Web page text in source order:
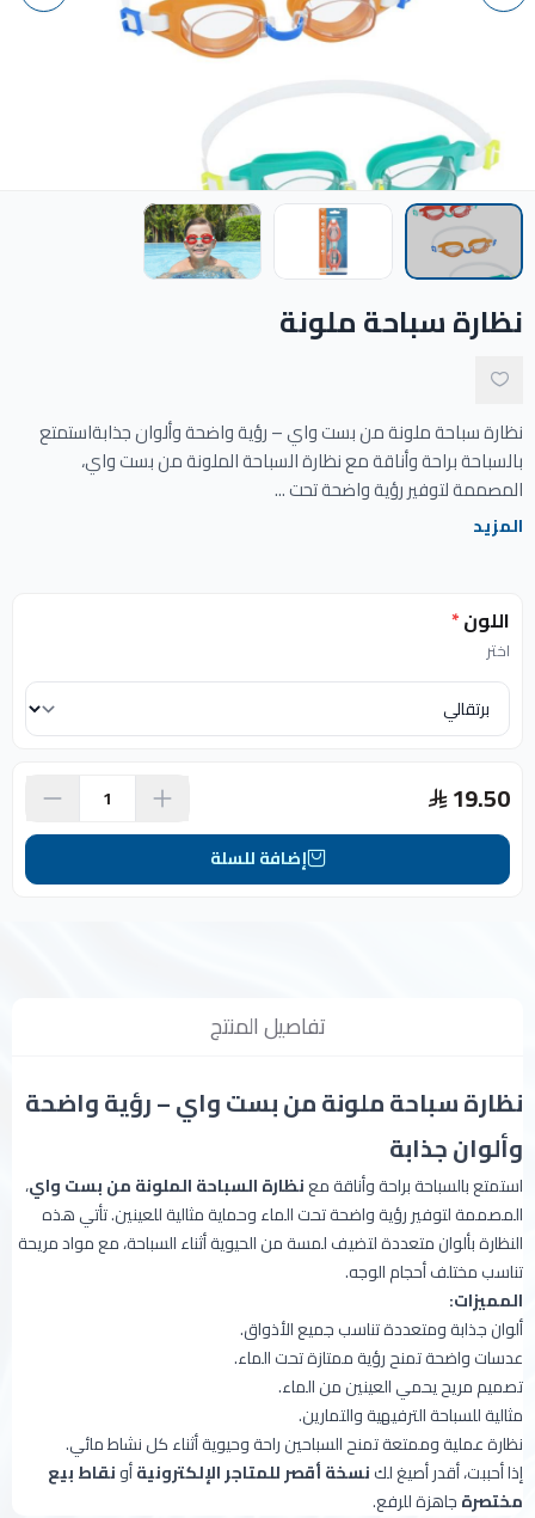
الالعاب المائية
تواصل معنا
المقالات
خدماتنا
نظارة سباحة ملونة
نظارة سباحة ملونة من بست واي – رؤية واضحة وألوان جذابةاستمتع
بالسباحة براحة وأناقة مع نظارة السباحة الملونة من بست واي،
المصممة لتوفير رؤية واضحة تحت ...
المزيد
اللون*
اختر
19.50
إضافة للسلة
تفاصيل المنتج
نظارة سباحة ملونة من بست واي – رؤية واضحة
وألوان جذابة
استمتع بالسباحة براحة وأناقة معنظارة السباحة الملونة من بست واي،
المصممة لتوفير رؤية واضحة تحت الماء وحماية مثالية للعينين. تأتي هذه
النظارة بألوان متعددة لتضيف لمسة من الحيوية أثناء السباحة، مع مواد مريحة
تناسب مختلف أحجام الوجه.
المميزات:
ألوان جذابة ومتعددة تناسب جميع الأذواق.
عدسات واضحة تمنح رؤية ممتازة تحت الماء.
تصميم مريح يحمي العينين من الماء.
مثالية للسباحة الترفيهية والتمارين.
نظارة عملية وممتعة تمنح السباحين راحة وحيوية أثناء كل نشاط مائي.
إذا أحببت، أقدر أصيغ لكنسخة أقصر للمتاجر الإلكترونيةأونقاط بيع
مختصرةجاهزة للرفع.